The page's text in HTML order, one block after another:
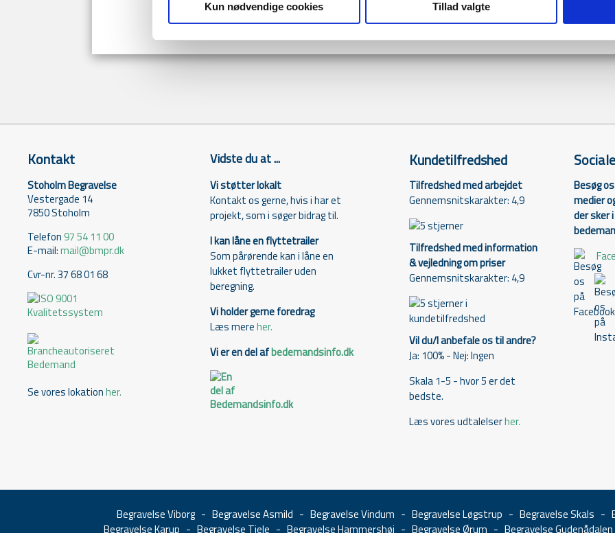
Kun nødvendige cookies Tillad valgte
Kontakt
Stoholm Begravelse
Vestergade 14
7850 Stoholm
Telefon97 54 11 00
E-mail:mail@bmpr.dk
Cvr-nr. 37 68 01 68
Se vores lokationher.
Vidste du at ...
Vi støtter lokalt
Kontakt os gerne, hvis i har et
projekt, som i søger bidrag til.
I kan låne en flyttetrailer
Som pårørende kan i låne en
lukket flyttetrailer uden
beregning.
Vi holder gerne foredrag
Læs mereher.
Vi er en del afbedemandsinfo.dk
Kundetilfredshed
Tilfredshed med arbejdet
Gennemsnitskarakter: 4,9
Tilfredshed med information
& vejledning om priser
Gennemsnitskarakter: 4,9
Vil du/I anbefale os til andre?
Ja: 100% - Nej: Ingen
Skala 1-5 - hvor 5 er det
bedste.
Læs vores udtalelserher.
Besøg
medier
der sker
Begravelse Viborg- Begravelse Asmild - Begravelse Vindum - Begravelse Løgstrup - Begravelse Skals -
Begravelse Karup - Begravelse Tjele - Begravelse Hammershøj - Begravelse Ørum - Begravelse Gudenådalen